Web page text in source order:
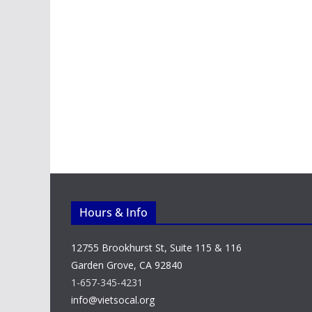
Hours & Info
12755 Brookhurst St, Suite 115 & 116
Garden Grove, CA 92840
1-657-345-4231
info@vietsocal.org